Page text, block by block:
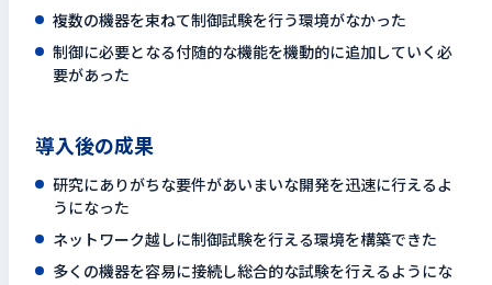
複数の機器を束ねて制御試験を行う環境がなかった
制御に必要となる付随的な機能を機動的に追加していく必
要があった
導入後の成果
研究にありがちな要件があいまいな開発を迅速に行えるよ
うになった
ネットワーク越しに制御試験を行える環境を構築できた
多くの機器を容易に接続し総合的な試験を行えるようにな